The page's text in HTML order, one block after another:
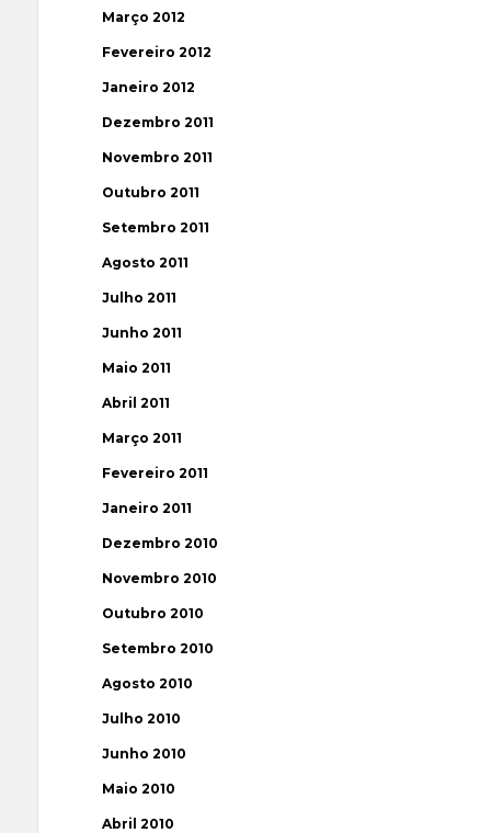
Março 2012
Fevereiro 2012
Janeiro 2012
Dezembro 2011
Novembro 2011
Outubro 2011
Setembro 2011
Agosto 2011
Julho 2011
Junho 2011
Maio 2011
Abril 2011
Março 2011
Fevereiro 2011
Janeiro 2011
Dezembro 2010
Novembro 2010
Outubro 2010
Setembro 2010
Agosto 2010
Julho 2010
Junho 2010
Maio 2010
Abril 2010